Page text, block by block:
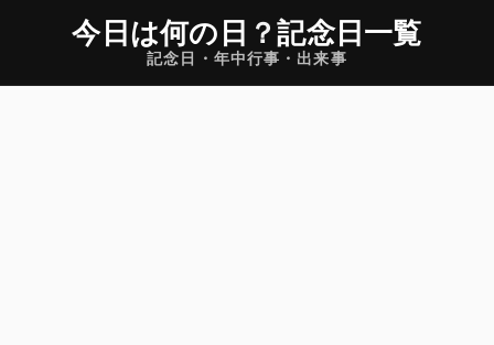
今日は何の日 ？記念日一覧
記念日・年中行事・出来事